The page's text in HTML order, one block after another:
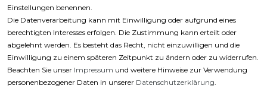
Einstellungen benennen.
Die Datenverarbeitung kann mit Einwilligung oder aufgrund eines
berechtigten Interesses erfolgen. Die Zustimmung kann erteilt oder
abgelehnt werden. Es besteht das Recht, nicht einzuwilligen und die
Einwilligung zu einem späteren Zeitpunkt zu ändern oder zu widerrufen.
Beachten Sie unser Impressum und weitere Hinweise zur Verwendung
personenbezogener Daten in unserer Daten­schutz­erklärung.